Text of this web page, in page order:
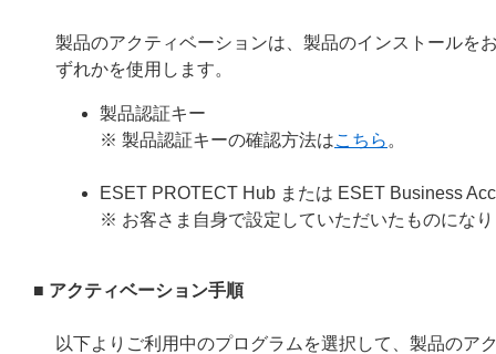
製品のアクティベーションは、製品のインストールを
ずれかを使用します。
製品認証キー
※ 製品認証キーの確認方法はこちら 。
ESET PROTECT Hub または ESET Business
※ お客さま自身で設定していただいたものにな
■ アクティベーション手順
以下よりご利用中のプログラムを選択して、製品のア